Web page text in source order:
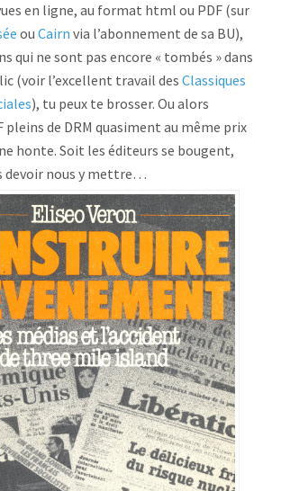
en ligne, au format html ou PDF (sur
ou Cairn via l’abonnement de sa BU),
qui ne sont pas encore « tombés » dans
(voir l’excellent travail des Classiques
), tu peux te brosser. Ou alors
pleins de DRM quasiment au même prix
honte. Soit les éditeurs se bougent,
devoir nous y mettre…